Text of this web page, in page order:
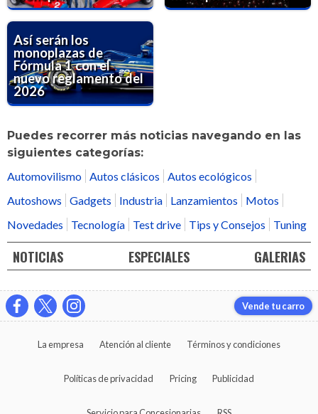
Así serán los
monoplazas de
Fórmula 1 con el
nuevo reglamento del
2026
Puedes recorrer más noticias navegando en las
siguientes categorías:
Automovilismo Autos clásicos
Autos ecológicos
Autoshows
Gadgets Industria Lanzamientos
Motos
Novedades
Tecnología Test drive Tips y Consejos Tuning
NOTICIAS ESPECIALES GALERIAS
Vende tu carro
La empresa Atención al cliente Términos y condiciones
Políticas de privacidad Pricing Publicidad